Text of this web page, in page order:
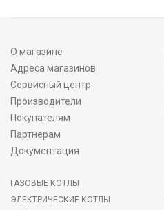
О магазине
Адреса магазинов
Сервисный центр
Производители
Покупателям
Партнерам
Документация
ГАЗОВЫЕ КОТЛЫ
ЭЛЕКТРИЧЕСКИЕ КОТЛЫ